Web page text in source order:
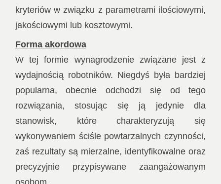
kryteriów w związku z parametrami ilościowymi,
jakościowymi lub kosztowymi.
Forma akordowa
W tej formie wynagrodzenie związane jest z
wydajnością robotników. Niegdyś była bardziej
popularna, obecnie odchodzi się od tego
rozwiązania, stosując się ją jedynie dla
stanowisk, które charakteryzują się
wykonywaniem ściśle powtarzalnych czynności,
zaś rezultaty są mierzalne, identyfikowalne oraz
precyzyjnie przypisywane zaangażowanym